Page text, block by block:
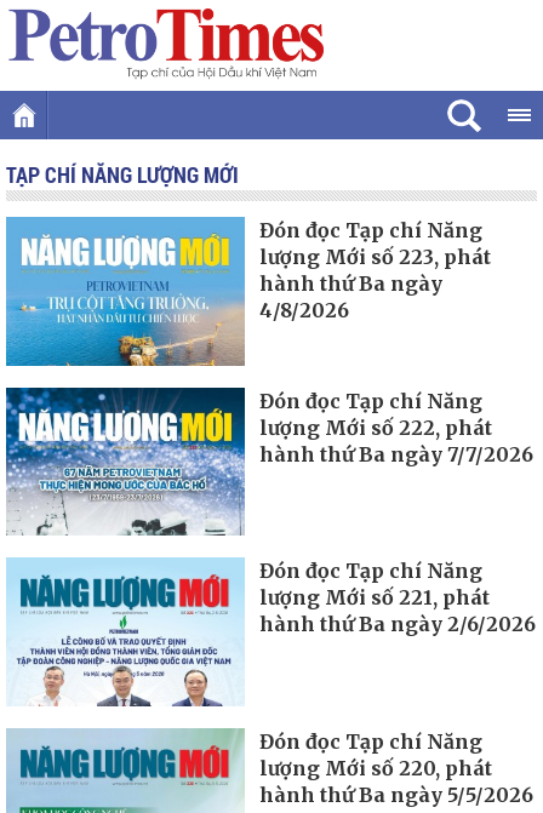
TẠP CHÍ NĂNG LƯỢNG MỚI
Đón đọc Tạp chí Năng
lượng Mới số 223, phát
hành thứ Ba ngày
4/8/2026
Đón đọc Tạp chí Năng
lượng Mới số 222, phát
hành thứ Ba ngày 7/7/2026
Đón đọc Tạp chí Năng
lượng Mới số 221, phát
hành thứ Ba ngày 2/6/2026
Đón đọc Tạp chí Năng
lượng Mới số 220, phát
hành thứ Ba ngày 5/5/2026